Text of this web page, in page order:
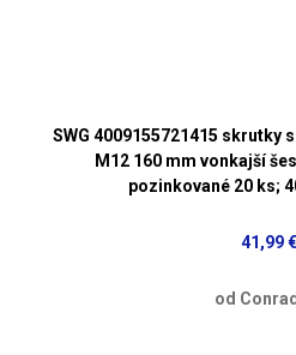
SWG 4009155721415 skrutky
M12 160 mm vonkajší
pozinkované 20 ks;
41,99 €
od